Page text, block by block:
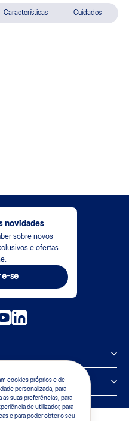
cookies próprios e de
personalizada, para
suas preferências, para
de utilizador, para
e para poder obter o seu
Características Cuidados
novidades
sobre novos
e ofertas
se